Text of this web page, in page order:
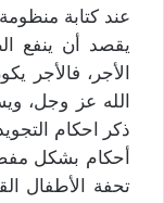
عند كتابة
يقصد أن ينفع
الأجر، فالأجر
الله عز وجل،
ذكر احكام
أحكام بشكل
تحفة الأطفال